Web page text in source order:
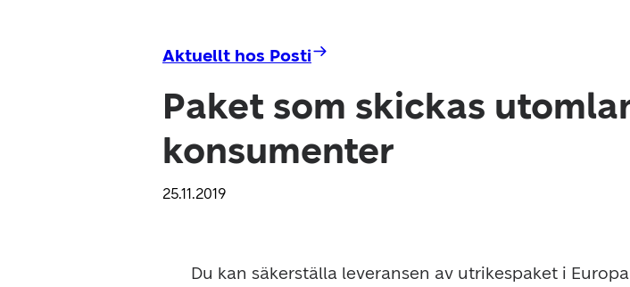
Aktuellt hos Posti
Paket som skickas
konsumenter
25.11.2019
Du kan säkerställa leveransen av utrikespaket i